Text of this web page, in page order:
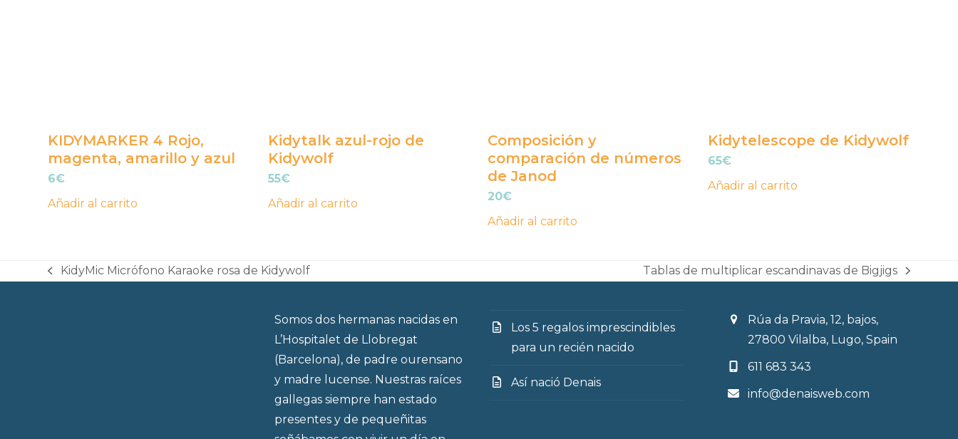
KIDYMARKER 4 Rojo,
magenta, amarillo y azul
6€
Añadir al carrito
Kidytalk azul-rojo de
Kidywolf
55€
Añadir al carrito
Composición y
comparación de números
de Janod
20€
Añadir al carrito
Kidytelescope de Kidywolf
65€
Añadir al carrito
previous
KidyMic Micrófono Karaoke rosa de Kidywolf
next
Tablas de multiplicar escandinavas de Bigjigs
Somos dos hermanas nacidas en
L’Hospitalet de Llobregat
(Barcelona), de padre ourensano
y madre lucense. Nuestras raíces
gallegas siempre han estado
presentes y de pequeñitas
Los 5 regalos imprescindibles
para un recién nacido
Así nació Denais
Rúa da Pravia, 12, bajos,
27800 Vilalba, Lugo, Spain
611 683 343
info@denaisweb.com